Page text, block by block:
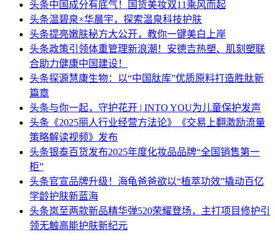
头条中国成分有底气！国货美妆双11乘风而起
头条温碧泉×华晨宇，探索温泉科技护肤
头条提亮嫩肤秘方大公开，教你一键美白上岸
头条政策引领体重管理新浪潮！安德吉热塑、肌刻塑联
合助力健康中国建设！
头条探源慧康生物：以“中国肽库”优质原料打造胜肽新
篇章
头条与你一起，守护花开 | INTO YOU为儿童保护发声
头条 《2025丽人行业经营方法论》《交易上翻激励流量
策略解读视频》发布
头条银泰百货发布2025年度化妆品品牌“全国销售第一
柜”
头条官宣品牌升级！海龟爸爸欲以“植萃功效”撬动百亿
学龄护肤新蓝海
头条岚至两款新品精华弹520荣耀登场，主打项目修护引
领无触高能护肤新纪元